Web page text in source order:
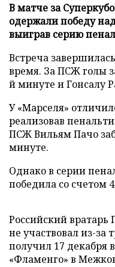
В матче за
одержали победу
выиграв серию
Встреча
время. За ПСЖ голы
й минуте и Гонсалу
У «Марселя»
реализовав
ПСЖ Вильям Пачо
минуте.
Однако в серии
победила со счетом
Российский
не участвовал из-за
получил 17 декабря
«Фламенго» в